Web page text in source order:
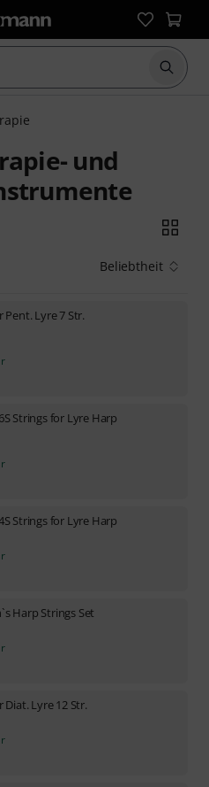
Suche
und
Beliebtheit
Pent. Lyre 7 Str.
Strings for Lyre Harp
Strings for Lyre Harp
Harp Strings Set
Diat. Lyre 12 Str.